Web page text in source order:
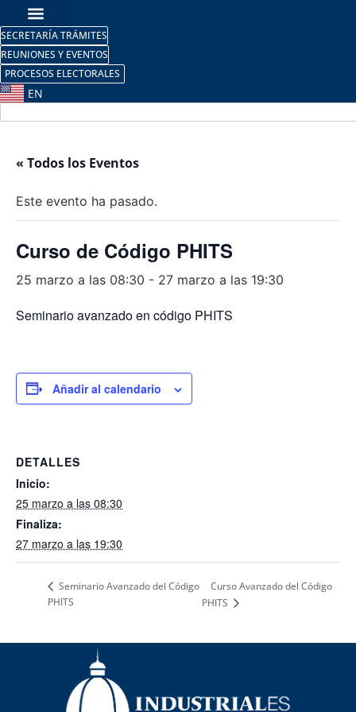
SECRETARÍA TRÁMITES
REUNIONES Y EVENTOS
PROCESOS ELECTORALES
EN
« Todos los Eventos
Este evento ha pasado.
Curso de Código PHITS
25 marzo a las 08:30 - 27 marzo a las 19:30
Seminario avanzado en código PHITS
Añadir al calendario
DETALLES
Inicio:
25 marzo a las 08:30
Finaliza:
27 marzo a las 19:30
Seminario Avanzado del Código
PHITS
Curso Avanzado del Código
PHITS